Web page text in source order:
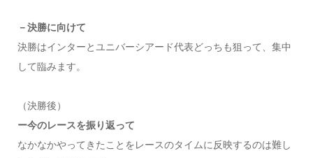
－決勝に向けて
決勝はインターとユニバーシアード代表どっちも狙って、集中
して臨みます。
（決勝後）
ー今のレースを振り返って
なかなかやってきたことをレースのタイムに反映するのは難し